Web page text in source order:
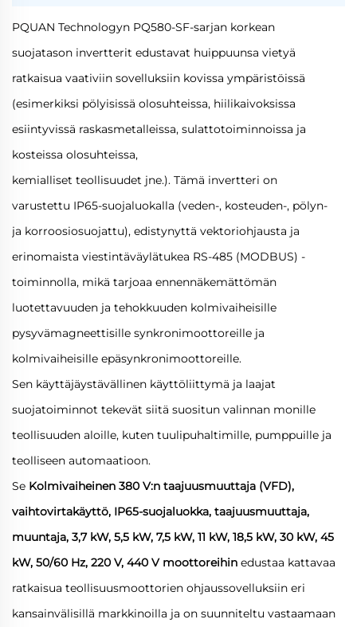
PQUAN Technologyn PQ580-SF-sarjan korkean
suojatason invertterit edustavat huippuunsa vietyä
ratkaisua vaativiin sovelluksiin kovissa ympäristöissä
(esimerkiksi pölyisissä olosuhteissa, hiilikaivoksissa
esiintyvissä raskasmetalleissa, sulattotoiminnoissa ja
kosteissa olosuhteissa,
kemialliset teollisuudet jne.). Tämä invertteri on
varustettu IP65-suojaluokalla (veden-, kosteuden-, pölyn-
ja korroosiosuojattu), edistynyttä vektoriohjausta ja
erinomaista viestintäväylätukea RS-485 (MODBUS) -
toiminnolla, mikä tarjoaa ennennäkemättömän
luotettavuuden ja tehokkuuden kolmivaiheisille
pysyvämagneettisille synkronimoottoreille ja
kolmivaiheisille epäsynkronimoottoreille.
Sen käyttäjäystävällinen käyttöliittymä ja laajat
suojatoiminnot tekevät siitä suositun valinnan monille
teollisuuden aloille, kuten tuulipuhaltimille, pumppuille ja
teolliseen automaatioon.
Se Kolmivaiheinen 380 V:n taajuusmuuttaja (VFD),
vaihtovirtakäyttö, IP65-suojaluokka, taajuusmuuttaja,
muuntaja, 3,7 kW, 5,5 kW, 7,5 kW, 11 kW, 18,5 kW, 30 kW, 45
kW, 50/60 Hz, 220 V, 440 V moottoreihin edustaa kattavaa
ratkaisua teollisuusmoottorien ohjaussovelluksiin eri
kansainvälisillä markkinoilla ja on suunniteltu vastaamaan